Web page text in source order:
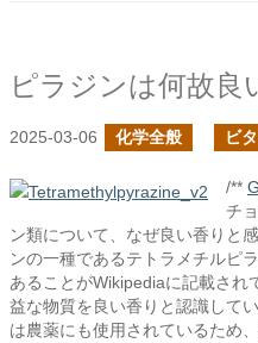
ピラジンは何故良
2025-03-06 化学全般 ビ
/**
チ
ン類について、なぜ良い香りと
ンの一種であるテトラメチルピ
あることがWikipediaに記載され
益な物質を良い香りと認識して
は農薬にも使用されているため